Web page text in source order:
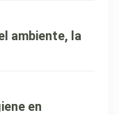
ambiente, la
en